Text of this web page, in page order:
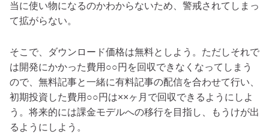
当に使い物になるのかわからないため、警戒されてしまっ
て拡がらない。
そこで、ダウンロード価格は無料としよう。ただしそれで
は開発にかかった費用○○円を回収できなくなってしまう
ので、無料記事と一緒に有料記事の配信を合わせて行い、
初期投資した費用○○円は××ヶ月で回収できるようにしよ
う。将来的には課金モデルへの移行を目指し、もうけが出
るようにしよう。